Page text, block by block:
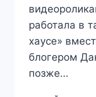
работала в
хаусе»
блогером
позже…